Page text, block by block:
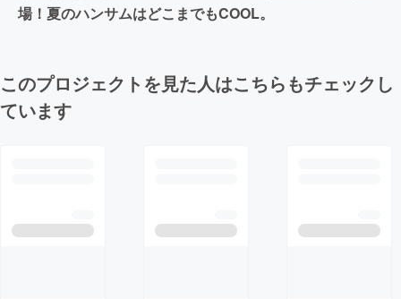
場！夏のハンサムはどこまでもCOOL。
このプロジェクトを見た人はこちらもチェックし
ています